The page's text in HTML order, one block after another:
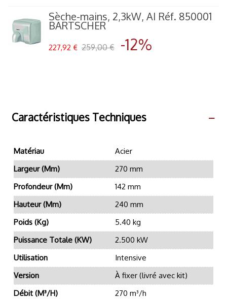
Sèche-mains, 2,3kW, AI Réf. 850001
BARTSCHER
227,92 € 259,00 € -12%
Caractéristiques Techniques
Matériau
Acier
Largeur (mm)
270 mm
Profondeur (mm)
142 mm
Hauteur (mm)
240 mm
Poids (kg)
5.40 kg
Puissance Totale (kW)
2.500 kW
Utilisation
Intensive
Version
À fixer (livré avec kit)
Débit (m³/h)
270 m³/h